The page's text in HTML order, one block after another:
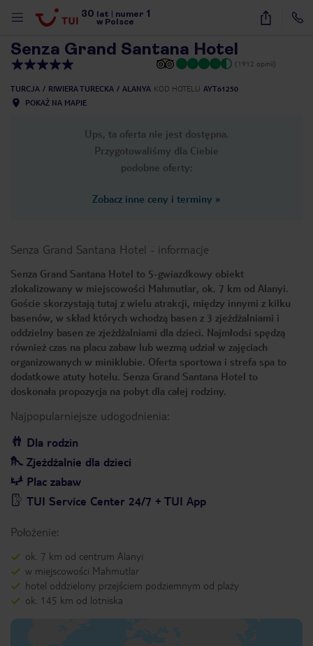
30 lat numer 1
w Polsce
39
Senza Grand Santana Hotel
(1912 opinii)
TURCJA RIWIERA TURECKA ALANYA KOD HOTELU AYT61250
POKAŻ NA MAPIE
Ups, ta oferta nie jest dostępna.
Przygotowaliśmy dla Ciebie
podobne oferty:
Zobacz inne ceny i terminy »
Senza Grand Santana Hotel - informacje
Senza Grand Santana Hotel to 5-gwiazdkowy obiekt
zlokalizowany w miejscowości Mahmutlar, ok. 7 km od Alanyi.
Goście skorzystają tutaj z wielu atrakcji, między innymi z kilku
basenów, w skład których wchodzą basen z 3 zjeżdżalniami i
oddzielny basen ze zjeżdżalniami dla dzieci. Najmłodsi spędzą
również czas na placu zabaw lub wezmą udział w zajęciach
organizowanych w miniklubie. Oferta sportowa i strefa spa to
dodatkowe atuty hotelu. Senza Grand Santana Hotel to
doskonała propozycja na pobyt dla całej rodziny.
Najpopularniejsze udogodnienia:
Dla rodzin
Zjeżdżalnie dla dzieci
Plac zabaw
TUI Service Center 24/7 + TUI App
Położenie:
ok. 7 km od centrum Alanyi
w miejscowości Mahmutlar
hotel oddzielony przejściem podziemnym od plaży
ok. 145 km od lotniska